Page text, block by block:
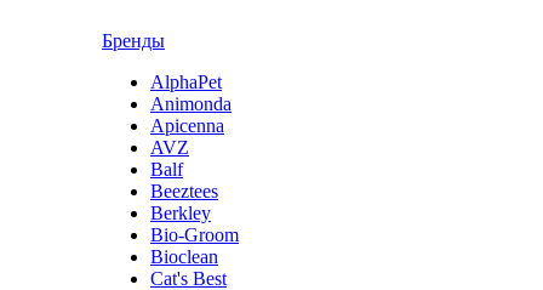
Бренды
AlphaPet
Animonda
Apicenna
AVZ
Balf
Beeztees
Berkley
Bio-Groom
Bioclean
Cat's Best